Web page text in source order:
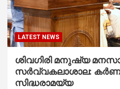
LATEST NEWS
ശിവഗിരി മനുഷ്യ
സർവ്വകലാശാല:
സിദ്ധരാമയ്യ